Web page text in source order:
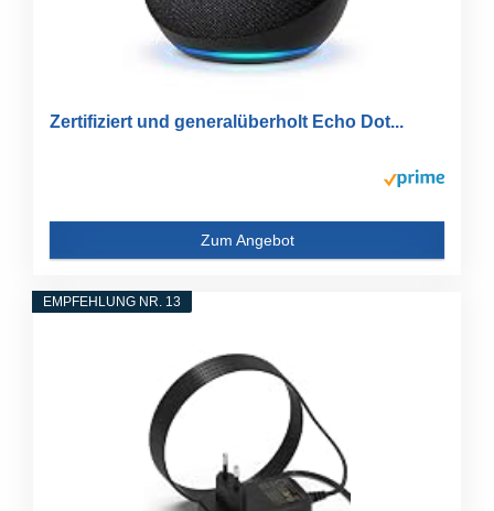
Zertifiziert und generalüberholt Echo Dot...
Zum Angebot
EMPFEHLUNG NR. 13